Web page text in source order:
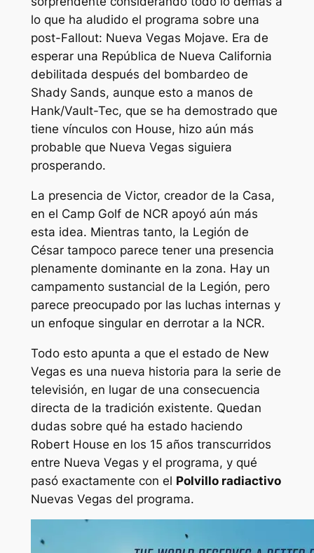
lo que ha aludido el programa sobre una
post-Fallout: Nueva Vegas Mojave. Era de
esperar una República de Nueva California
debilitada después del bombardeo de
Shady Sands, aunque esto a manos de
Hank/Vault-Tec, que se ha demostrado que
tiene vínculos con House, hizo aún más
probable que Nueva Vegas siguiera
prosperando.
La presencia de Victor, creador de la Casa,
en el Camp Golf de NCR apoyó aún más
esta idea. Mientras tanto, la Legión de
César tampoco parece tener una presencia
plenamente dominante en la zona. Hay un
campamento sustancial de la Legión, pero
parece preocupado por las luchas internas y
un enfoque singular en derrotar a la NCR.
Todo esto apunta a que el estado de New
Vegas es una nueva historia para la serie de
televisión, en lugar de una consecuencia
directa de la tradición existente. Quedan
dudas sobre qué ha estado haciendo
Robert House en los 15 años transcurridos
entre Nueva Vegas y el programa, y ​​qué
pasó exactamente con el Polvillo radiactivo
Nuevas Vegas del programa.